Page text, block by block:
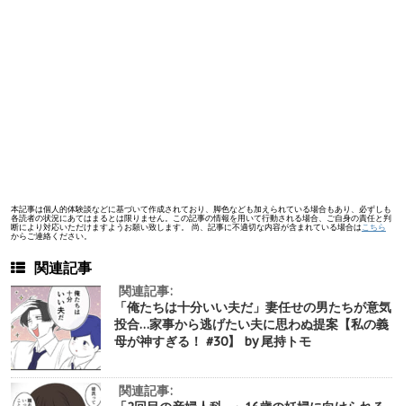
本記事は個人的体験談などに基づいて作成されており、脚色なども加えられている場合もあり、必ずしも
各読者の状況にあてはまるとは限りません。この記事の情報を用いて行動される場合、ご自身の責任と判
断により対応いただけますようお願い致します。 尚、記事に不適切な内容が含まれている場合はこちら
からご連絡ください。
関連記事
関連記事:
「俺たちは十分いい夫だ」妻任せの男たちが意気
投合…家事から逃げたい夫に思わぬ提案【私の義
母が神すぎる！ #30】 by 尾持トモ
関連記事: